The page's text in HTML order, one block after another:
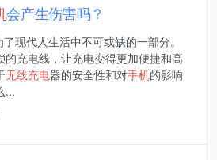
会产生伤害吗？
现代人生活中不可或缺的一部分。
的充电线，让充电变得更加便捷和高
无线充电器的安全性和对手机的影响
...